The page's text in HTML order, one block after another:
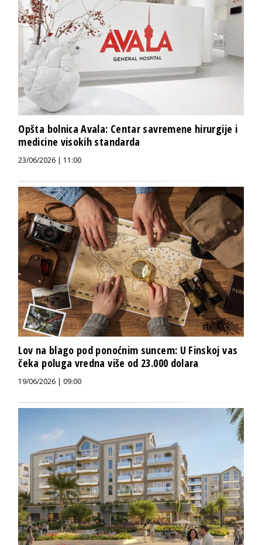
Opšta bolnica Avala: Centar savremene hirurgije i
medicine visokih standarda
23/06/2026 | 11:00
Lov na blago pod ponoćnim suncem: U Finskoj vas
čeka poluga vredna više od 23.000 dolara
19/06/2026 | 09:00